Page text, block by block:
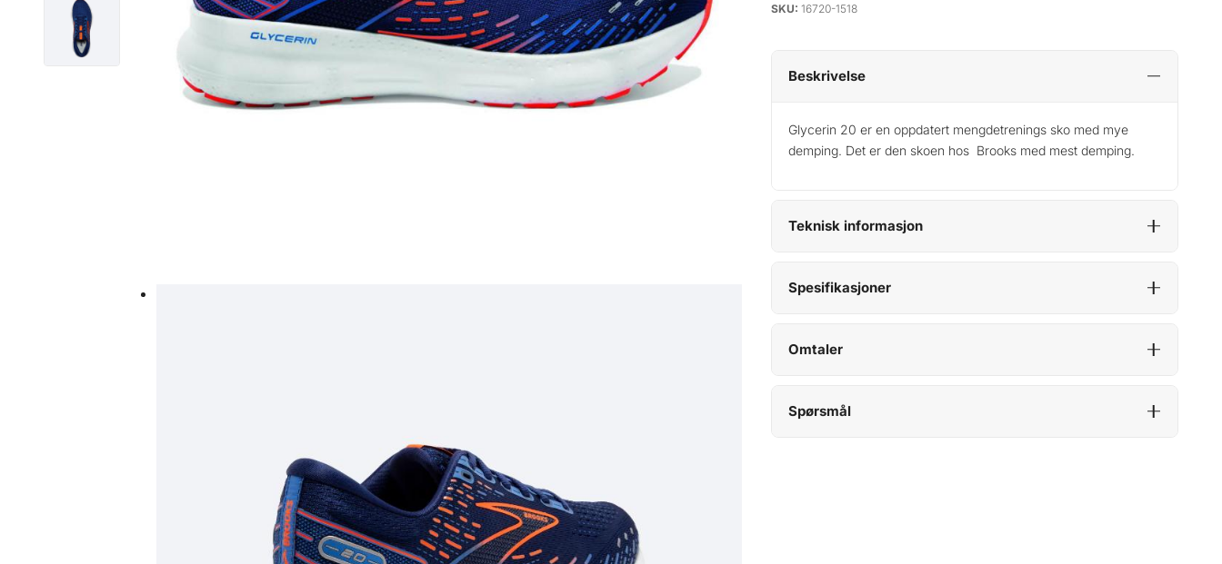
SKU: 16720-1518
Beskrivelse
Glycerin 20 er en oppdatert mengdetrenings sko med mye
demping. Det er den skoen hos Brooks med mest demping.
Teknisk informasjon
Spesifikasjoner
Omtaler
Spørsmål